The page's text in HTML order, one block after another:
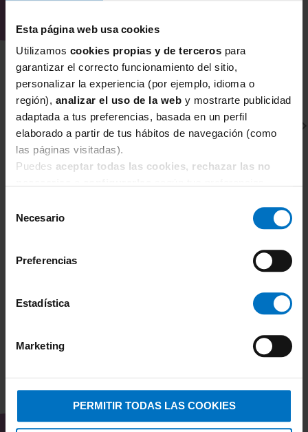
Esta página web usa cookies
Utilizamos cookies propias y de terceros para
garantizar el correcto funcionamiento del sitio,
personalizar la experiencia (por ejemplo, idioma o
región), analizar el uso de la web y mostrarte publicidad
adaptada a tus preferencias, basada en un perfil
elaborado a partir de tus hábitos de navegación (como
las páginas visitadas).
Puedes aceptar todas las cookies, rechazar las no
Necesario
Preferencias
Estadística
Marketing
PERMITIR TODAS LAS COOKIES
cuidada.
CHANTELLE
62,00 €
TAMBIÉN TE PUEDE
INTERESAR